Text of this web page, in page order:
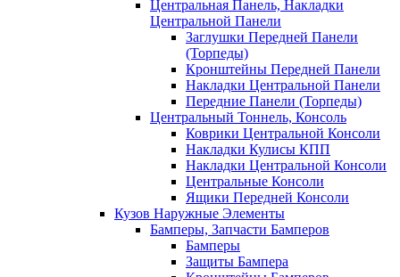
Центральная Панель, Накладки
Центральной Панели
Заглушки Передней Панели
(Торпеды)
Кронштейны Передней Панели
Накладки Центральной Панели
Передние Панели (Торпеды)
Центральный Тоннель, Консоль
Коврики Центральной Консоли
Накладки Кулисы КПП
Накладки Центральной Консоли
Центральные Консоли
Ящики Передней Консоли
Кузов Наружные Элементы
Бамперы, Запчасти Бамперов
Бамперы
Защиты Бампера